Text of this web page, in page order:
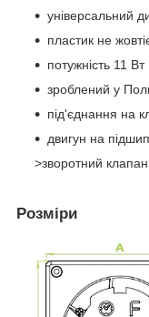
універсальний
пластик не
потужність 11 Вт
зроблений у
під'єднання на
двигун на
>зворотний
Розміри